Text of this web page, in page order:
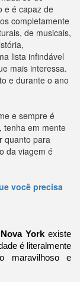
e é capaz de
completamente
de musicais,
lista infindável
mais interessa.
e durante o ano
e sempre é
tenha em mente
quanto para
da viagem é
você precisa
Nova York existe
é literalmente
maravilhoso e